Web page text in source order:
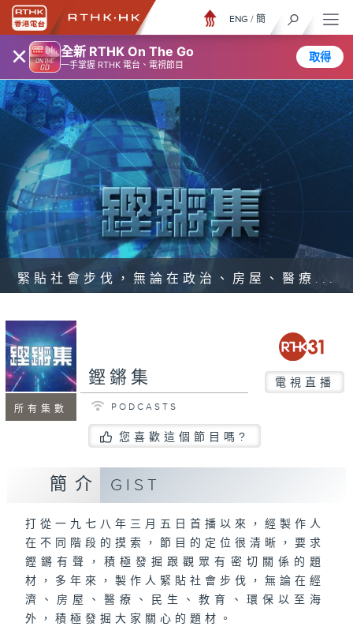
× 全新 RTHK On The Go
一手掌握 RTHK 電台、電視節目
取得
ENG / 簡
緊貼社會步伐，無論在政治、房屋、醫療...
所有集數
鏗鏘集 電視直播
PODCASTS
您喜歡這個節目嗎?
簡介 GIST
打從一九七八年三月五日首播以來，經製作人
在不同階段的摸索，節目的定位很清晰，要求
鏗鏘有聲，積極發掘跟觀眾有密切關係的題
材，多年來，製作人緊貼社會步伐，無論在經
濟、房屋、醫療、民生、教育、環保以至海
外，積極發掘大家關心的題材。